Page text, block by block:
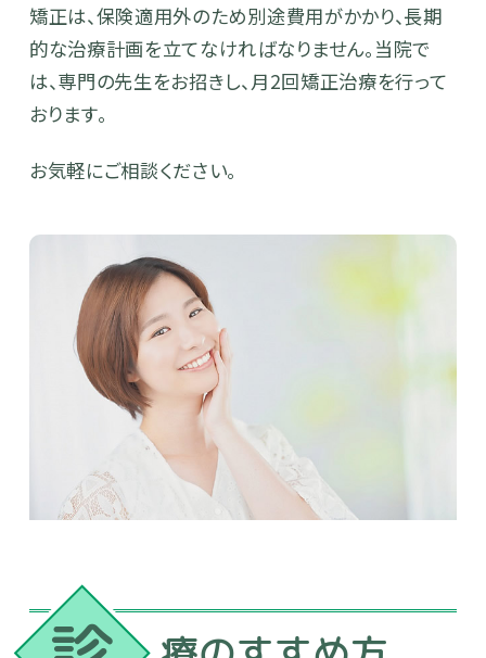
矯正は、保険適用外のため別途費用がかかり、長期
的な治療計画を立てなければなりません。当院で
は、専門の先生をお招きし、月2回矯正治療を行って
おります。
お気軽にご相談ください。